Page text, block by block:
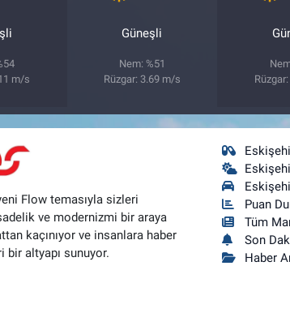
m/s
Güneşli
Nem: %51
Rüzgar: 3.69 m/s
Flow temasıyla sizleri
ve modernizmi bir araya
kaçınıyor ve insanlara haber
bir altyapı sunuyor.
Puan
Tüm
Son
Haber